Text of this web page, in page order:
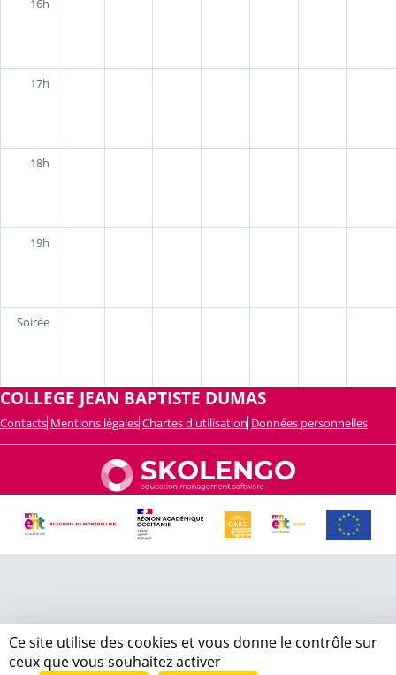
17h
18h
19h
Soirée
COLLEGE JEAN BAPTISTE DUMAS
Contacts Mentions légales Chartes d'utilisation Données personnelles
Ce site utilise des cookies et vous donne le contrôle sur
ceux que vous souhaitez activer